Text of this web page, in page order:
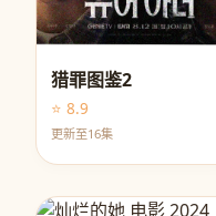
猎罪图鉴2
⭐ 8.9
更新至16集